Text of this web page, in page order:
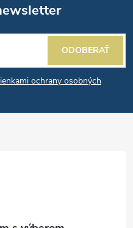
ochrany osobných
ODOBERAŤ